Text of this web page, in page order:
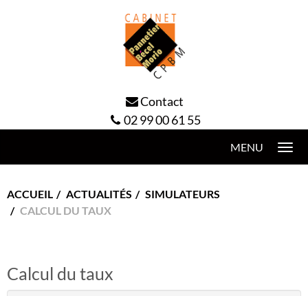
Contact
02 99 00 61 55
ACCUEIL ACTUALITÉS
SIMULATEURS
CALCUL DU TAUX
Calcul du taux